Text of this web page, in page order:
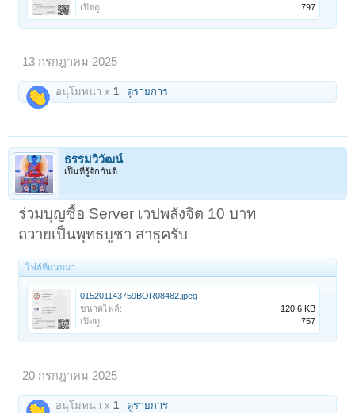
เปิดดู:
797
13 กรกฎาคม 2025
อนุโมทนา x 1 ดูรายการ
ธรรมวิวัฒน์
เป็นที่รู้จักกันดี
ร่วมบุญซื้อ Server เวปพลังจิต 10 บาท
ถวายเป็นพุทธบูชา สาธุครับ
ไฟล์ที่แนบมา:
015201143759BOR08482.jpeg
ขนาดไฟล์:
120.6 KB
เปิดดู:
757
20 กรกฎาคม 2025
อนุโมทนา x1 ดูรายการ
< ย้อนกลับ ← 66 67